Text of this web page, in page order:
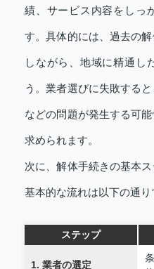
績、サービス内容をしっ
す。具体的には、過去の
しながら、地域に精通し
う。業者選びに失敗する
などの問題が発生する可
求められます。
次に、解体手続きの基本
基本的な流れは以下の通り
ステップ
1. 業者の選定